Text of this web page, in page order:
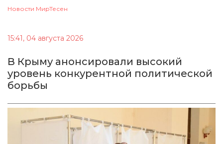
Новости МирТесен
15:41, 04 августа 2026
В Крыму анонсировали высокий
уровень конкурентной политической
борьбы